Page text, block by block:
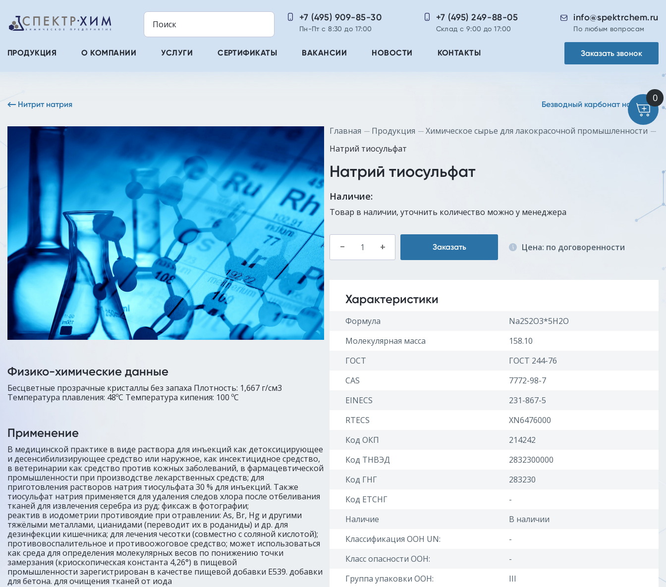
info@spektrchem.ru
По любым вопросам
+7 (495) 249-88-05
Склад с 9:00 до 17:00
+7 (495) 909-85-30
Пн-Пт с 8:30 до 17:00
ПРОДУКЦИЯ О КОМПАНИИ УСЛУГИ СЕРТИФИКАТЫ ВАКАНСИИ НОВОСТИ КОНТАКТЫ Заказать звонок
Нитрит натрия Безводный карбонат натрия
Физико-химические данные
Бесцветные прозрачные кристаллы без запаха Плотность: 1,667 г/см3
Температура плавления: 48ºC Температура кипения: 100 ºC
Применение
В медицинской практике в виде раствора для инъекций как детоксицирующее
и десенсибилизирующее средство или наружное, как инсектицидное средство,
в ветеринарии как средство против кожных заболеваний, в фармацевтической
промышленности при производстве лекарственных средств; для
приготовления растворов натрия тиосульфата 30 % для инъекций. Также
тиосульфат натрия применяется для удаления следов хлора после отбеливания
тканей для извлечения серебра из руд; фиксаж в фотографии;
реактив в иодометрии противоядие при отравлении: As, Br, Hg и другими
тяжёлыми металлами, цианидами (переводит их в роданиды) и др. для
дезинфекции кишечника; для лечения чесотки (совместно с соляной кислотой);
противовоспалительное и противоожоговое средство; может использоваться
как среда для определения молекулярных весов по понижению точки
замерзания (криоскопическая константа 4,26°) в пищевой
промышленности зарегистрирован в качестве пищевой добавки E539. добавки
для бетона. для очищения тканей от иода
Главная Продукция
Химическое сырье для лакокрасочной промышленности
Натрий тиосульфат
Натрий тиосульфат
Наличие:
Товар в наличии, уточнить количество можно у менеджера
– + Заказать Цена: по договоренности
Характеристики
Формула
Na2S2O3*5H2O
Молекулярная масса
158.10
ГОСТ
ГОСТ 244-76
CAS
7772-98-7
EINECS
231-867-5
RTECS
XN6476000
Код ОКП
214242
Код ТНВЭД
2832300000
Код ГНГ
283230
Код ЕТСНГ
-
Наличие
В наличии
Классификация ООН UN:
-
Класс опасности ООН:
-
Группа упаковки ООН:
III